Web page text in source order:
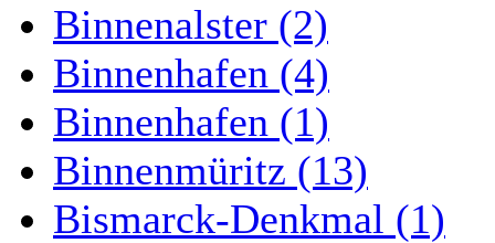
Binnenalster (2)
Binnenhafen (4)
Binnenhafen (1)
Binnenmüritz (13)
Bismarck-Denkmal (1)